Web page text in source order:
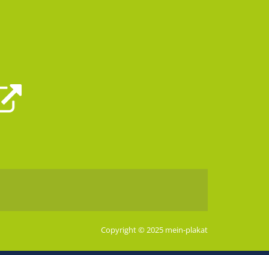
Copyright © 2025 mein-plakat